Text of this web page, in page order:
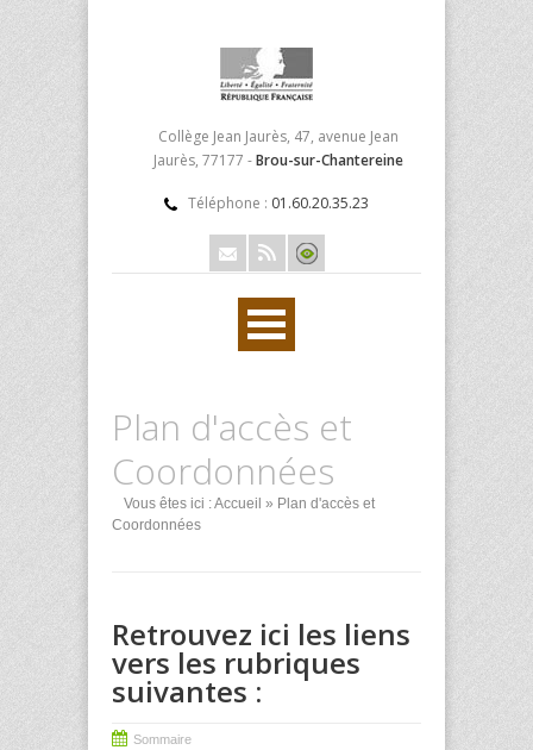
Collège Jean Jaurès, 47, avenue Jean
Jaurès, 77177 -Brou-sur-Chantereine
Téléphone : 01.60.20.35.23
Plan d'accès et
Coordonnées
Vous êtes ici :Accueil » Plan d'accès et
Coordonnées
Retrouvez ici les liens
vers les rubriques
suivantes :
Sommaire